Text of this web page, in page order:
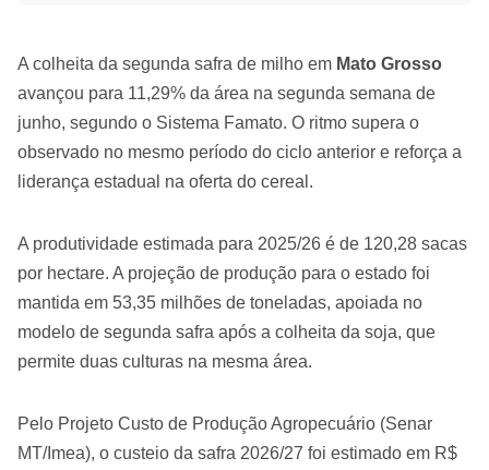
A colheita da segunda safra de milho em Mato Grosso
avançou para 11,29% da área na segunda semana de
junho, segundo o Sistema Famato. O ritmo supera o
observado no mesmo período do ciclo anterior e reforça a
liderança estadual na oferta do cereal.
A produtividade estimada para 2025/26 é de 120,28 sacas
por hectare. A projeção de produção para o estado foi
mantida em 53,35 milhões de toneladas, apoiada no
modelo de segunda safra após a colheita da soja, que
permite duas culturas na mesma área.
Pelo Projeto Custo de Produção Agropecuário (Senar
MT/Imea), o custeio da safra 2026/27 foi estimado em R$